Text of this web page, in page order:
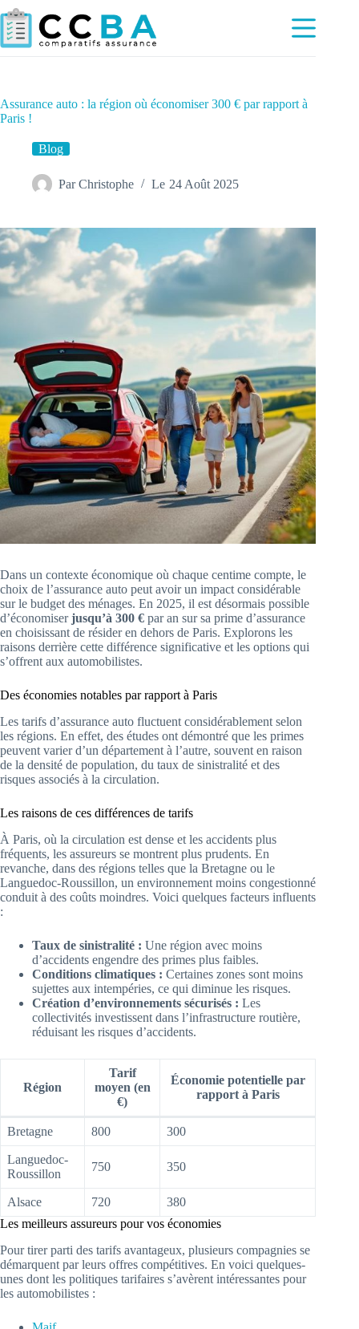
Passer
au
contenu
Assurance auto : la région où économiser 300 € par rapport à
Paris !
Blog
Par Christophe Le 24 Août 2025
Dans un contexte économique où chaque centime compte, le
choix de l’assurance auto peut avoir un impact considérable
sur le budget des ménages. En 2025, il est désormais possible
d’économiserjusqu’à 300 € par an sur sa prime d’assurance
en choisissant de résider en dehors de Paris. Explorons les
raisons derrière cette différence significative et les options qui
s’offrent aux automobilistes.
Des économies notables par rapport à Paris
Les tarifs d’assurance auto fluctuent considérablement selon
les régions. En effet, des études ont démontré que les primes
peuvent varier d’un département à l’autre, souvent en raison
de la densité de population, du taux de sinistralité et des
risques associés à la circulation.
Les raisons de ces différences de tarifs
À Paris, où la circulation est dense et les accidents plus
fréquents, les assureurs se montrent plus prudents. En
revanche, dans des régions telles que la Bretagne ou le
Languedoc-Roussillon, un environnement moins congestionné
conduit à des coûts moindres. Voici quelques facteurs influents
:
Taux de sinistralité : Une région avec moins
d’accidents engendre des primes plus faibles.
Conditions climatiques : Certaines zones sont moins
sujettes aux intempéries, ce qui diminue les risques.
Création d’environnements sécurisés : Les
collectivités investissent dans l’infrastructure routière,
réduisant les risques d’accidents.
Région
Tarif
moyen (en
€)
Économie potentielle par
rapport à Paris
Bretagne 800 300
Languedoc-
Roussillon
750 350
Alsace 720
380
Les meilleurs assureurs pour vos économies
Pour tirer parti des tarifs avantageux, plusieurs compagnies se
démarquent par leurs offres compétitives. En voici quelques-
unes dont les politiques tarifaires s’avèrent intéressantes pour
les automobilistes :